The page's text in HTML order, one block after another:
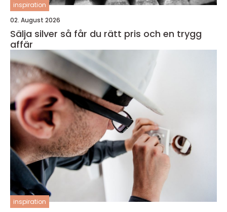
inspiration
02. August 2026
Sälja silver så får du rätt pris och en trygg
affär
inspiration